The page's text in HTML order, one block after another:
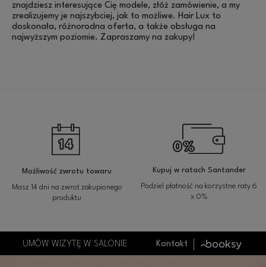
znajdziesz interesujące Cię modele, złóż zamówienie, a my
zrealizujemy je najszybciej, jak to możliwe. Hair Lux to
doskonała, różnorodna oferta, a także obsługa na
najwyższym poziomie. Zapraszamy na zakupy!
Możliwość zwrotu towaru
Masz 14 dni na zwrot zakupionego
produktu
Kupuj w ratach Santander
Podziel płatność na korzystne raty 6
x 0%
UMÓW WIZYTĘ W SALONIE Kontakt